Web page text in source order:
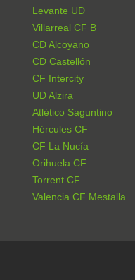
Levante UD
Villarreal CF B
CD Alcoyano
CD Castellón
CF Intercity
UD Alzira
Atlético Saguntino
Hércules CF
CF La Nucía
Orihuela CF
Torrent CF
Valencia CF Mestalla